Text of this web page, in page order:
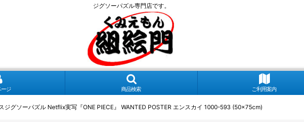
ジグソーパズル専門店です。
ジ 商品検索 ご利用案内
グソーパズル Netflix実写『ONE PIECE』 WANTED POSTER エンスカイ 1000-593 (50×75cm)